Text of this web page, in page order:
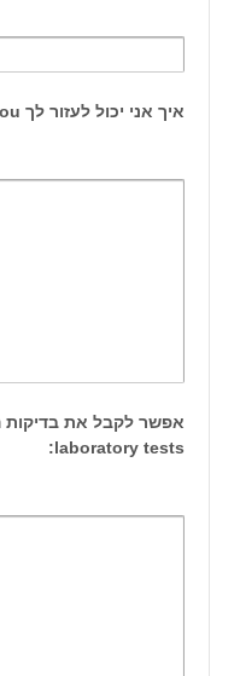
איך אני יכול לעזור לך How can I help you:
laboratory tests: